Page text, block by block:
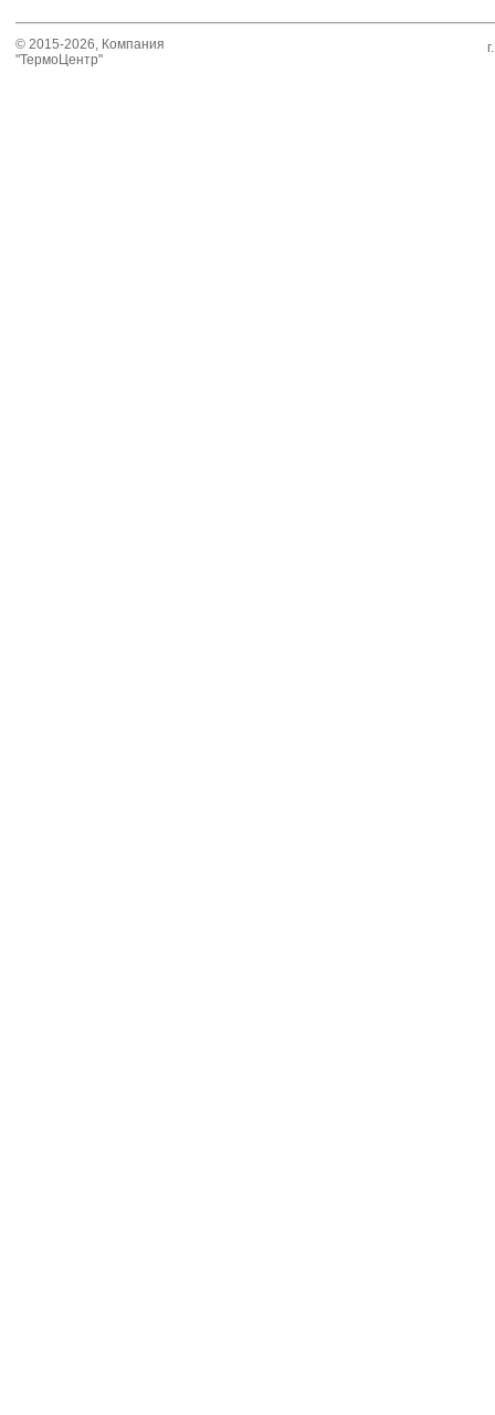
© 2015-2026, Компания
"ТермоЦентр"